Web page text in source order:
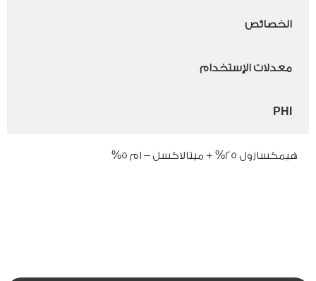
الخصائص
معدلات الإستخدام
PHI
هيمكسازول 25% + ميتالاكسل – ام 5%